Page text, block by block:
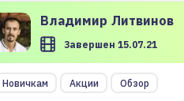
Владимир Литвинов
Завершен 15.07.21
Новичкам Акции Обзор
Фундаментальный анализ как